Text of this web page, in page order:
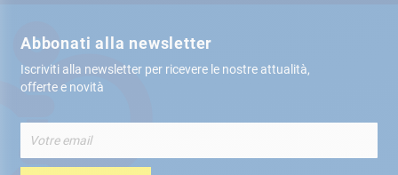
Abbonati alla newsletter
Iscriviti alla newsletter per ricevere le nostre attualità,
offerte e novità
alla
nostra